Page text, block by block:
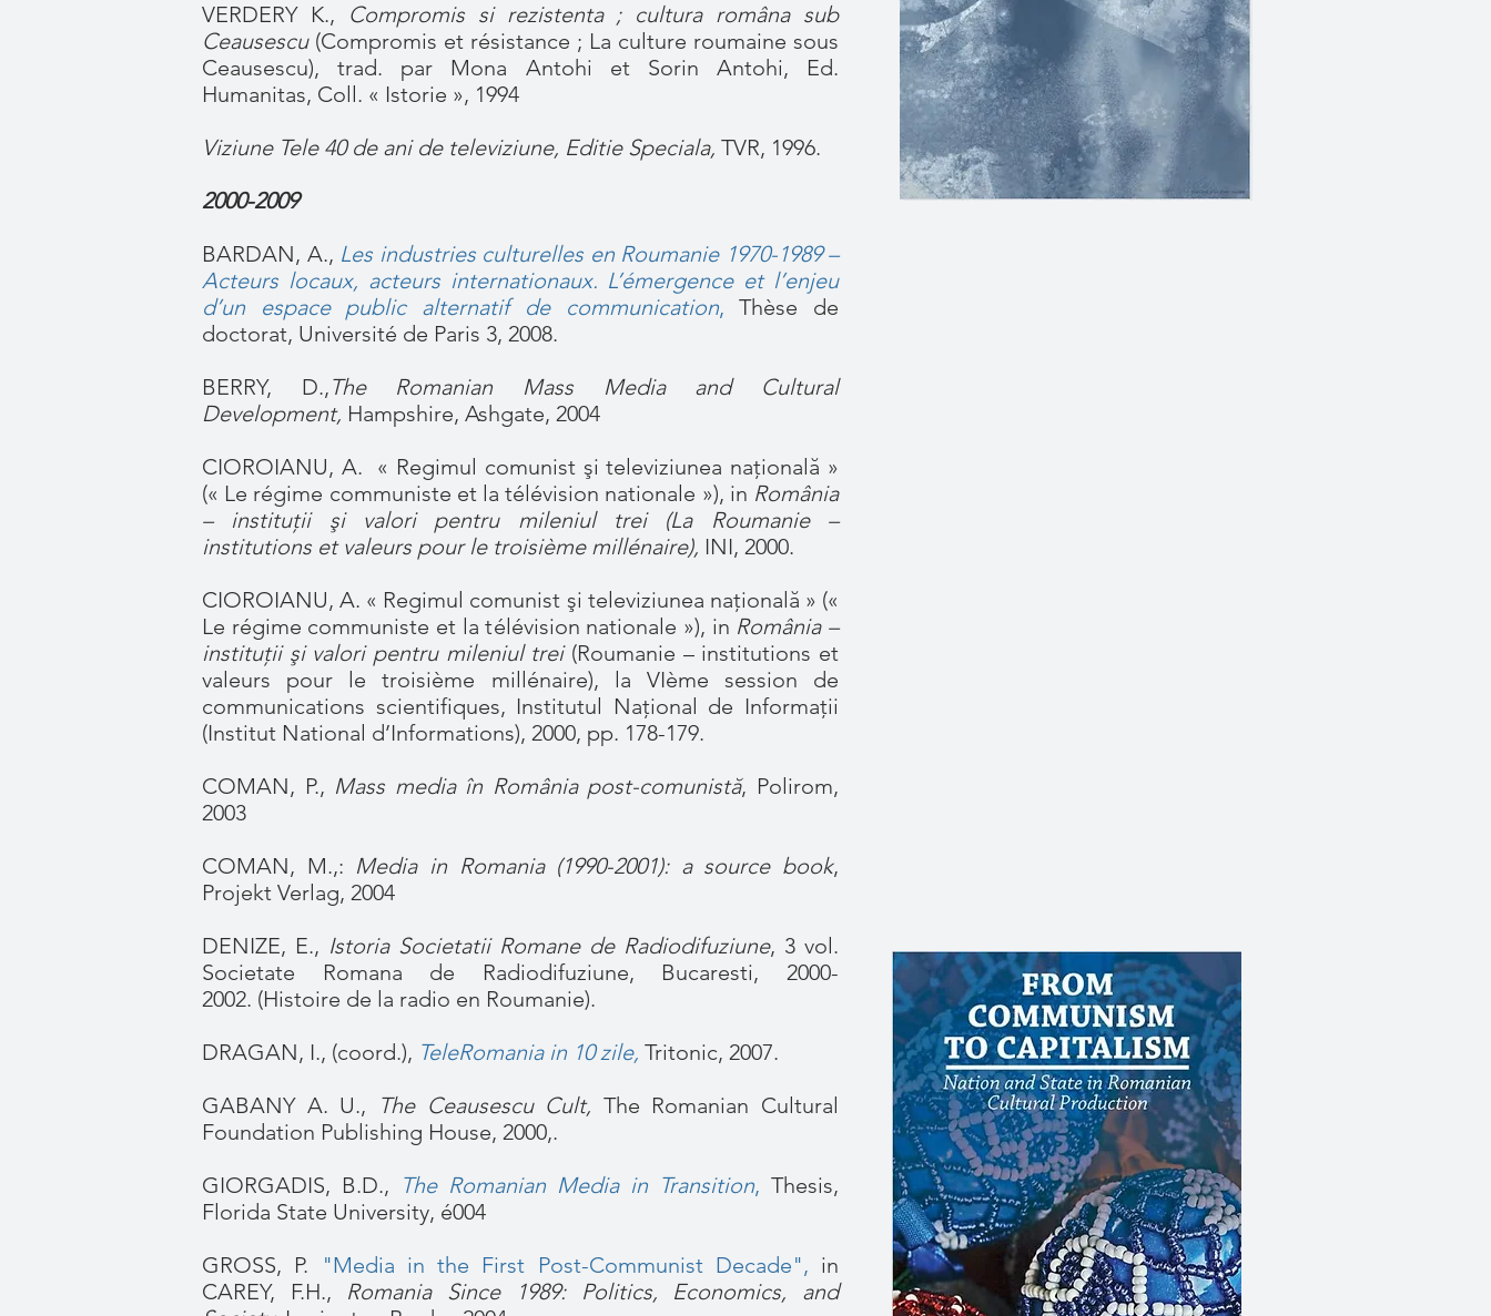
VERDERY K., Compromis si rezistenta ; cultura româna sub
Ceausescu(Compromis et résistance ; La culture roumaine sous
Ceausescu), trad. par Mona Antohi et Sorin Antohi, Ed.
Humanitas, Coll. « Istorie », 1994
Viziune Tele 40 de ani de televiziune, Editie Speciala, TVR, 1996.
2000-2009
BARDAN, A., Les industries culturelles en Roumanie 1970-1989 –
Acteurs locaux, acteurs internationaux. L’émergence et l’enjeu
d’un espace public alternatif de communication, Thèse de
doctorat, Université de Paris 3, 2008.
BERRY, D.,The Romanian Mass Media and Cultural
Development, Hampshire, Ashgate, 2004
CIOROIANU, A. « Regimul comunist şi televiziunea naţională »
(« Le régime communiste et la télévision nationale »), in România
– instituţii şi valori pentru mileniul trei (La Roumanie –
institutions et valeurs pour le troisième millénaire), INI, 2000.
CIOROIANU, A. « Regimul comunist şi televiziunea naţională » («
Le régime communiste et la télévision nationale »), in România –
instituţii şi valori pentru mileniul trei(Roumanie – institutions et
valeurs pour le troisième millénaire), la VIème session de
communications scientifiques, Institutul Naţional de Informaţii
(Institut National d’Informations), 2000, pp. 178-179.
COMAN, P., Mass media în România post-comunistă, Polirom,
2003
COMAN, M.,: Media in Romania (1990-2001): a source book,
Projekt Verlag, 2004
DENIZE, E., Istoria Societatii Romane de Radiodifuziune, 3 vol.
Societate Romana de Radiodifuziune, Bucaresti, 2000-
2002. (Histoire de la radio en Roumanie).
DRAGAN, I., (coord.), TeleRomania in 10 zile, Tritonic, 2007.
GABANY A. U.,
The Ceausescu Cult, The Romanian Cultural
Foundation Publishing House, 2000,.
GIORGADIS, B.D., The Romanian Media in Transition, Thesis,
Florida State University, é004
GROSS, P.
"Media in the First Post-Communist Decade", in
CAREY, F.H., Romania Since 1989: Politics, Economics, and